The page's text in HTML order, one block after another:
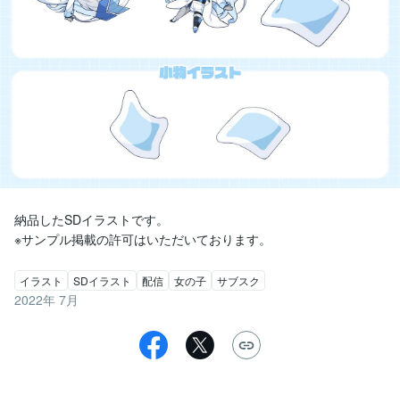
納品したSDイラストです。
※サンプル掲載の許可はいただいております。
イラスト SDイラスト 配信 女の子 サブスク
2022年 7月